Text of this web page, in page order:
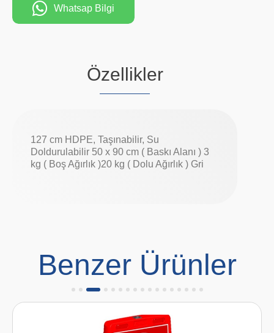
Whatsap Bilgi
Özellikler
127 cm HDPE, Taşınabilir, Su
Doldurulabilir 50 x 90 cm ( Baskı Alanı ) 3
kg ( Boş Ağırlık )20 kg ( Dolu Ağırlık ) Gri
Benzer Ürünler